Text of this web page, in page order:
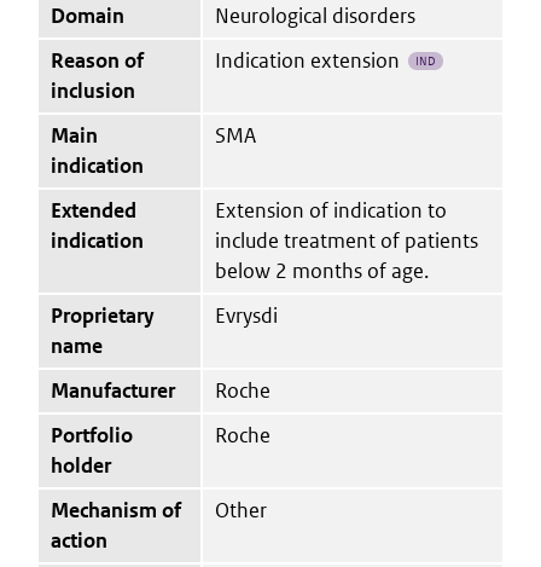
Domain
Neurological disorders
Reason of
inclusion
Indication extension IND
Main
indication
SMA
Extended
indication
Extension of indication to
include treatment of patients
below 2 months of age.
Proprietary
name
Evrysdi
Manufacturer
Roche
Portfolio
holder
Roche
Mechanism of
action
Other